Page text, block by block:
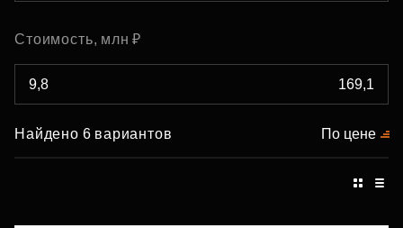
Стоимость, млн ₽
Найдено 6 вариантов По цене